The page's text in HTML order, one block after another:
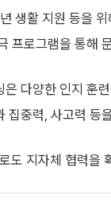
생활 지원 등을
프로그램을 통해
은 다양한 인지 훈
집중력, 사고력 등
도 지자체 협력을